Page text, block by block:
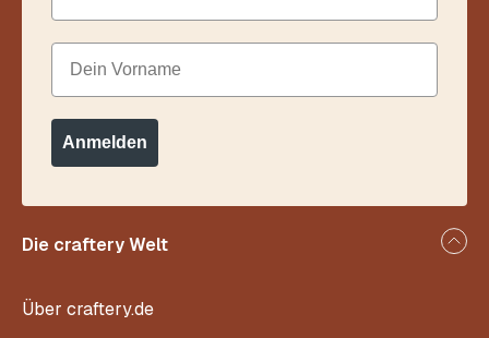
Die craftery Welt
Über craftery.de
Dein Vorname
Anmelden